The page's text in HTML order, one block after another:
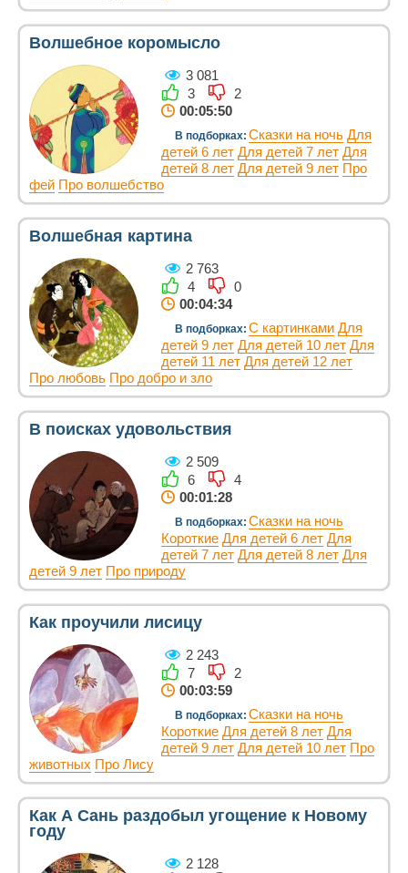
Волшебное коромысло
3 081
3
2
00:05:50
В подборках: Сказки на ночь Для
детей 6 лет Для детей 7 лет Для
детей 8 лет Для детей 9 лет Про
фей Про волшебство
Волшебная картина
2 763
4
0
00:04:34
В подборках: С картинками Для
детей 9 лет Для детей 10 лет Для
детей 11 лет Для детей 12 лет
Про любовь Про добро и зло
В поисках удовольствия
2 509
6
4
00:01:28
В подборках: Сказки на ночь
Короткие Для детей 6 лет Для
детей 7 лет Для детей 8 лет Для
детей 9 лет Про природу
Как проучили лисицу
2 243
7
2
00:03:59
В подборках: Сказки на ночь
Короткие Для детей 8 лет Для
детей 9 лет Для детей 10 лет Про
животных Про Лису
Как А Сань раздобыл угощение к Новому
году
2 128